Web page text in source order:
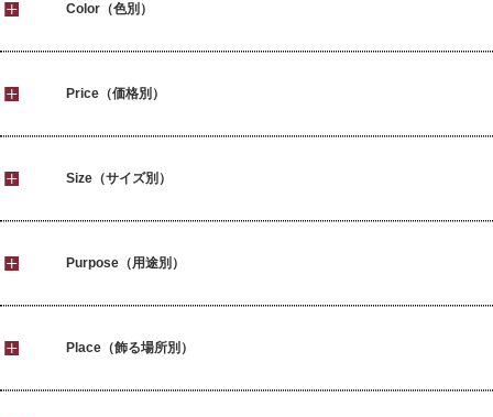
Color（色別）
Price（価格別）
Size（サイズ別）
Purpose（用途別）
Place（飾る場所別）